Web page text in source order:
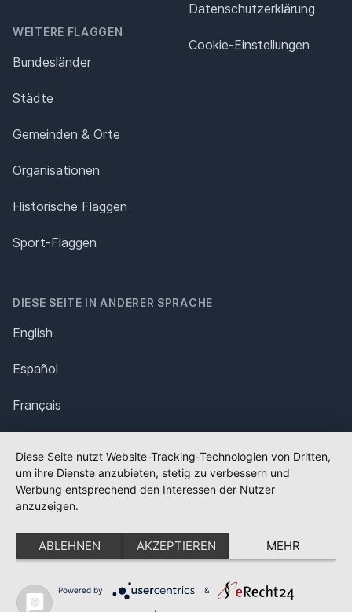
WEITERE FLAGGEN
Bundesländer
Städte
Gemeinden & Orte
Organisationen
Historische Flaggen
Sport-Flaggen
Datenschutz­erklärung
Cookie-Einstellungen
DIESE SEITE IN ANDERER SPRACHE
English
Español
Français
Polska
Português
Nederlands
Svenska
Diese Seite nutzt Website-Tracking-Technologien von Dritten,
um ihre Dienste anzubieten, stetig zu verbessern und
Werbung entsprechend den Interessen der Nutzer
anzuzeigen.
ABLEHNEN AKZEPTIEREN MEHR
Powered by &